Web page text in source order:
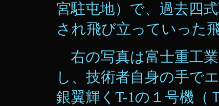
宮駐屯地）で、過去四
され飛び立っていった
右の写真は富士重工
し、技術者自身の手で
銀翼輝くT-1の１号機